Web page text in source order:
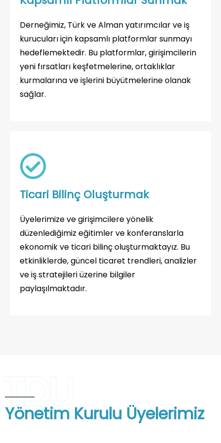
Derneğimiz, Türk ve Alman yatırımcılar ve iş
kurucuları için kapsamlı platformlar sunmayı
hedeflemektedir. Bu platformlar, girişimcilerin
yeni fırsatları keşfetmelerine, ortaklıklar
kurmalarına ve işlerini büyütmelerine olanak
sağlar.
Ticari Bilinç Oluşturmak
Üyelerimize ve girişimcilere yönelik
düzenlediğimiz eğitimler ve konferanslarla
ekonomik ve ticari bilinç oluşturmaktayız. Bu
etkinliklerde, güncel ticaret trendleri, analizler
ve iş stratejileri üzerine bilgiler
paylaşılmaktadır.
TDU
Yönetim Kurulu Üyelerimiz